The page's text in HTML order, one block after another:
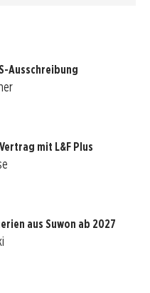
Ausschreibung
mit L&F Plus
aus Suwon ab 2027